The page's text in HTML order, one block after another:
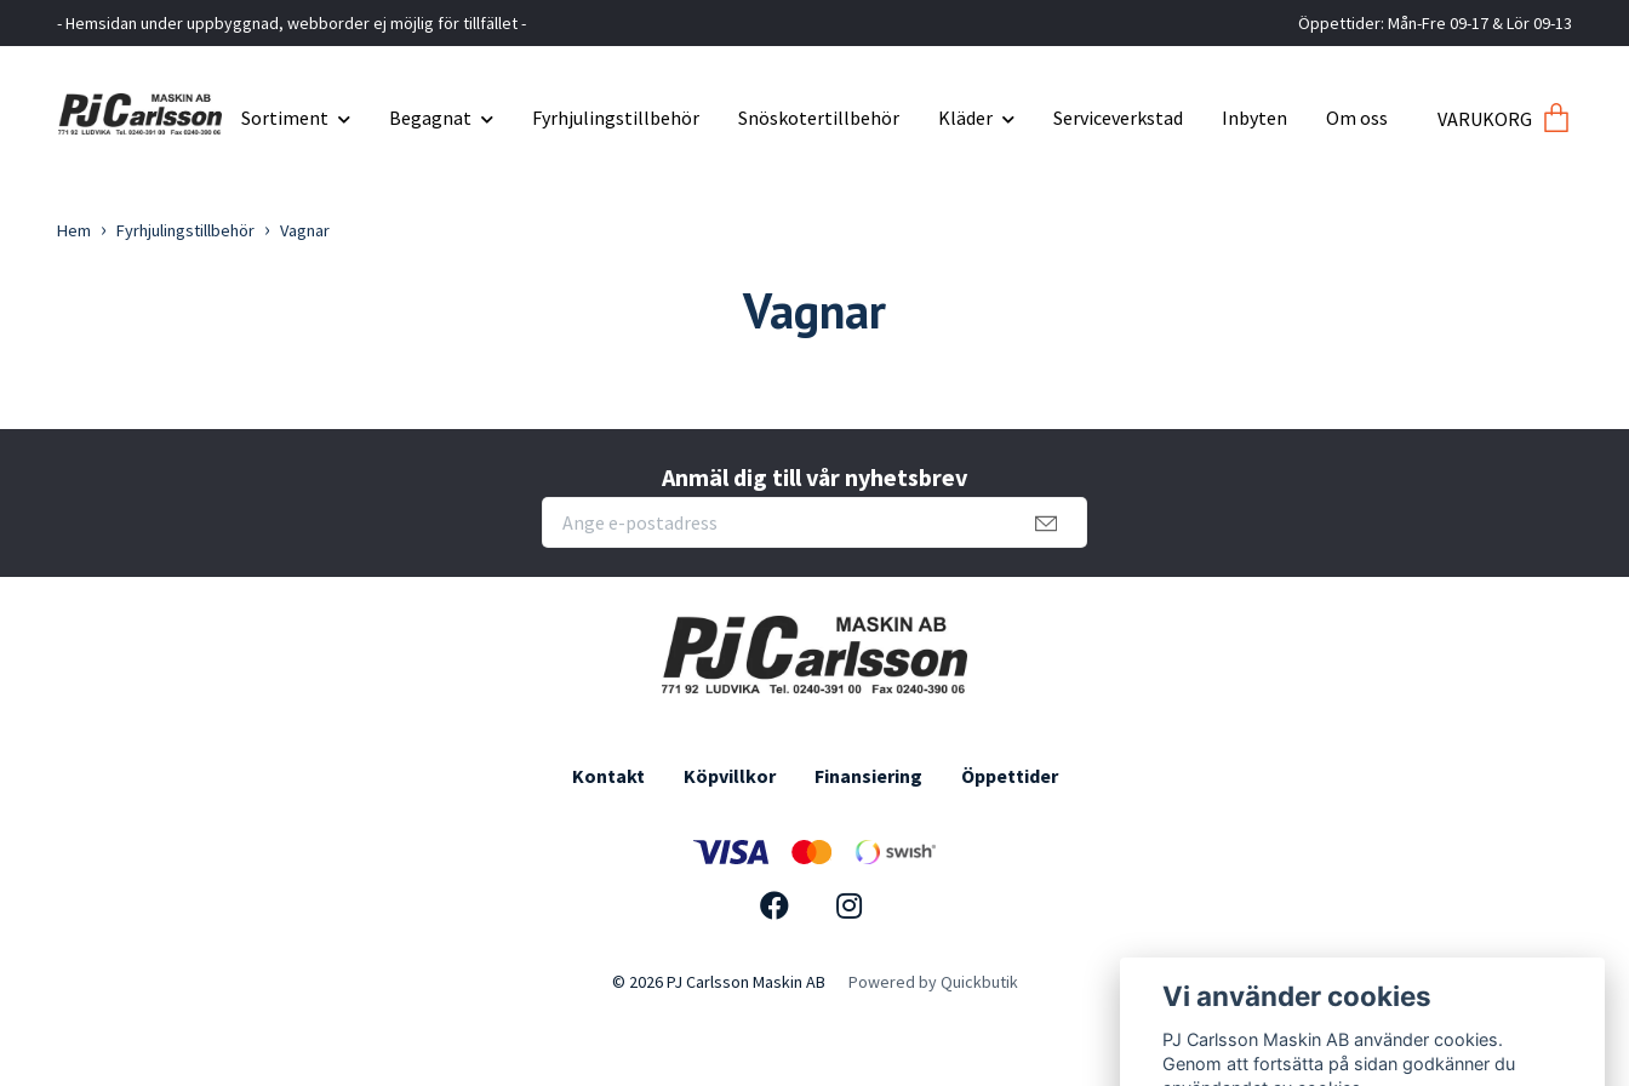
- Hemsidan under uppbyggnad, webborder ej möjlig för tillfället - Öppettider: Mån-Fre 09-17 & Lör 09-13
Sortiment Begagnat Fyrhjulingstillbehör Snöskotertillbehör Kläder Serviceverkstad Inbyten Om oss VARUKORG
Hem Fyrhjulingstillbehör Vagnar
Vagnar
Anmäl dig till vår nyhetsbrev
Kontakt Köpvillkor Finansiering Öppettider
© 2026 PJ Carlsson Maskin AB Powered by Quickbutik Vi använder cookies
PJ Carlsson Maskin AB använder cookies.
Genom att fortsätta på sidan godkänner du